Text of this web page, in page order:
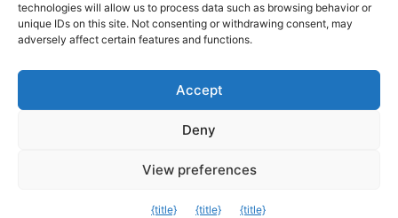
Δημοτικό Λιμενικό Ταμείο Τήνου – Άνδρου
© 2026
technologies will allow us to process data such as browsing behavior or
unique IDs on this site. Not consenting or withdrawing consent, may
adversely affect certain features and functions.
Accept
Deny
View preferences
{title} {title} {title}
Exit mobile version